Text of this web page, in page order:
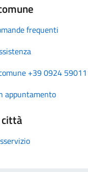
frequenti
+39 0924
appuntamento